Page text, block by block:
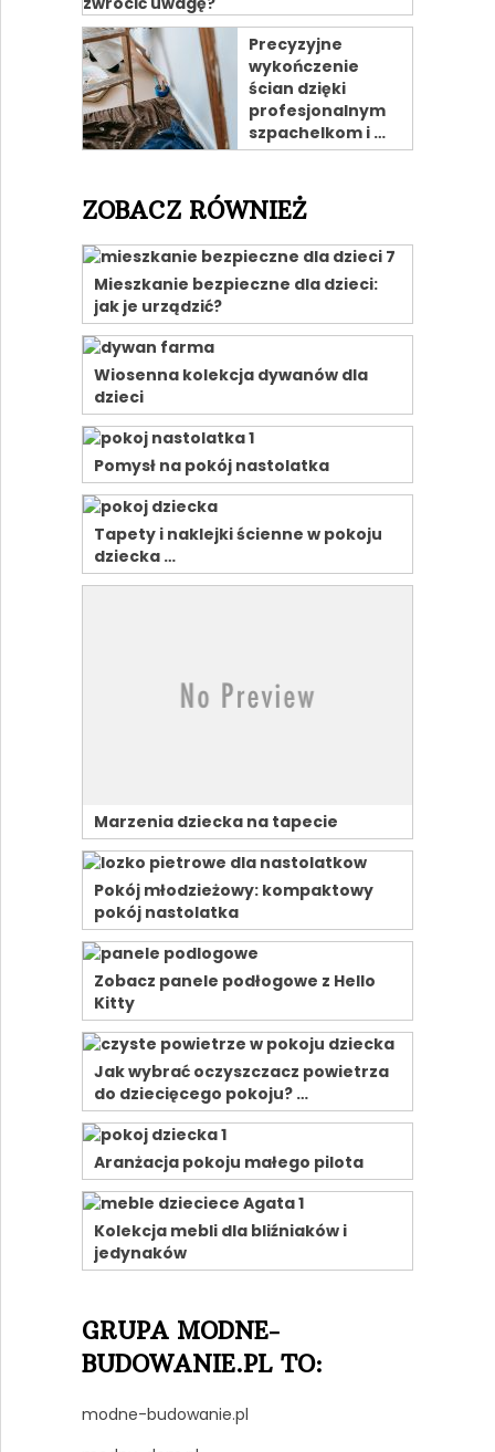
Precyzyjne
wykończenie
ścian dzięki
profesjonalnym
szpachelkom i …
ZOBACZ RÓWNIEŻ
Mieszkanie bezpieczne dla dzieci:
jak je urządzić?
Wiosenna kolekcja dywanów dla
dzieci
Pomysł na pokój nastolatka
Tapety i naklejki ścienne w pokoju
dziecka …
Marzenia dziecka na tapecie
Pokój młodzieżowy: kompaktowy
pokój nastolatka
Zobacz panele podłogowe z Hello
Kitty
Jak wybrać oczyszczacz powietrza
do dziecięcego pokoju? …
Aranżacja pokoju małego pilota
Kolekcja mebli dla bliźniaków i
jedynaków
GRUPA MODNE-
BUDOWANIE.PL TO:
modne-budowanie.pl